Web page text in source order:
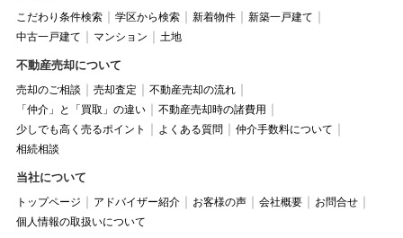
こだわり条件検索 学区から検索 新着物件
新築一戸建て
中古一戸建て
マンション 土地
不動産売却について
売却のご相談 売却査定
不動産売却の流れ
「仲介」と「買取」の違い
不動産売却時の諸費用
少しでも高く売るポイント
よくある質問
仲介手数料について
相続相談
当社について
トップページ アドバイザー紹介 お客様の声 会社概要
お問合せ
個人情報の取扱いについて